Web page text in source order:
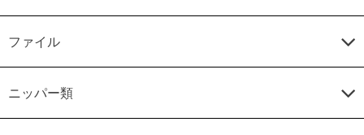
ファイル
ニッパー類